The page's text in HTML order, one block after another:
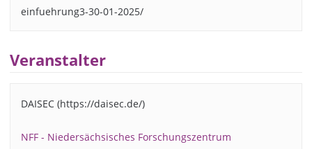
einfuehrung3-30-01-2025/
Veranstalter
DAISEC (https://daisec.de/)
NFF - Niedersächsisches Forschungszentrum